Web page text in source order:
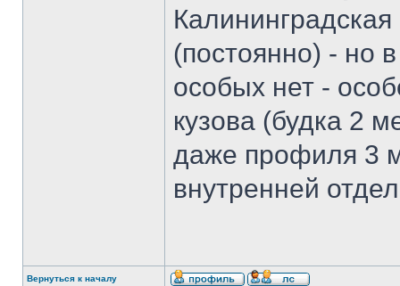
(постоянно) - но
особых нет -
кузова (будка 2
даже профиля 3
внутренней
Вернуться к началу